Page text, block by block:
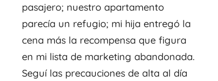
pasajero; nuestro apartamento
parecía un refugio; mi hija entregó la
cena más la recompensa que figura
en mi lista de marketing abandonada.
Seguí las precauciones de alta al día